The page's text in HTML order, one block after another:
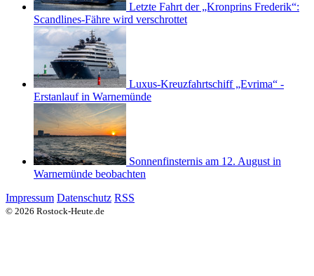
Letzte Fahrt der „Kronprins Frederik“:
Scandlines-Fähre wird verschrottet
Luxus-Kreuzfahrtschiff „Evrima“ -
Erstanlauf in Warnemünde
Sonnenfinsternis am 12. August in
Warnemünde beobachten
Impressum Datenschutz RSS
© 2026 Rostock-Heute.de